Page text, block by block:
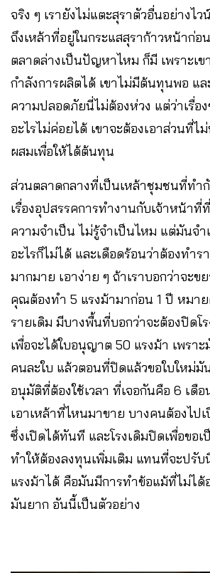
จริง ๆ เรายังไม่แตะสุราตัวอื่นอย่างไ
ถึงเหล้าที่อยู่ในกระแสสุราก้าวหน้าก่อ
ตลาดล่างเป็นปัญหาไหม ก็มี เพราะเข
กำลังการผลิตได้ เขาไม่มีต้นทุนพอ แ
ความปลอดภัยนี่ไม่ต้องห่วง แต่ว่าเรื่อ
อะไรไม่ค่อยได้ เขาจะต้องเอาส่วนที่
ผสมเพื่อให้ได้ต้นทุน
ส่วนตลาดกลางที่เป็นเหล้าชุมชนที่ทำ
เรื่องอุปสรรคการทำงานกับเจ้าหน้าที่
ความจำเป็น ไม่รู้จำเป็นไหม แต่มันจ
อะไรก็ไม่ได้ และเดือดร้อนว่าต้องทำร
มากมาย เอาง่าย ๆ ถ้าเราบอกว่าจะข
คุณต้องทำ 5 แรงม้ามาก่อน 1 ปี หมาย
รายเดิม มีบางพื้นที่บอกว่าจะต้องปิดโ
เพื่อจะได้ใบอนุญาต 50 แรงม้า เพรา
คนละใบ แล้วตอนที่ปิดแล้วขอใบใหม่มั
อนุมัติที่ต้องใช้เวลา ที่เจอกันคือ 6 เดื
เอาเหล้าที่ไหนมาขาย บางคนต้องไปเ
ซึ่งเปิดได้ทันที และโรงเดิมปิดเพื่อขอ
ทำให้ต้องลงทุนเพิ่มเติม แทนที่จะปรับ
แรงม้าได้ คือมันมีการทำข้อแม้ที่ไม่ได้
มันยาก อันนี้เป็นตัวอย่าง